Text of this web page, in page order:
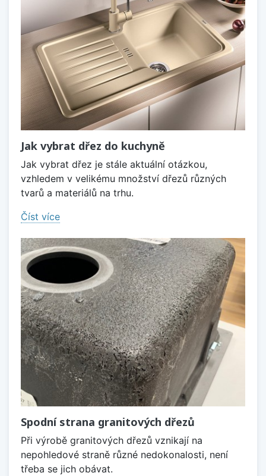
Jak vybrat dřez do kuchyně
Jak vybrat dřez je stále aktuální otázkou,
vzhledem v velikému množství dřezů různých
tvarů a materiálů na trhu.
Číst více
Spodní strana granitových dřezů
Při výrobě granitových dřezů vznikají na
nepohledové straně různé nedokonalosti, není
třeba se jich obávat.